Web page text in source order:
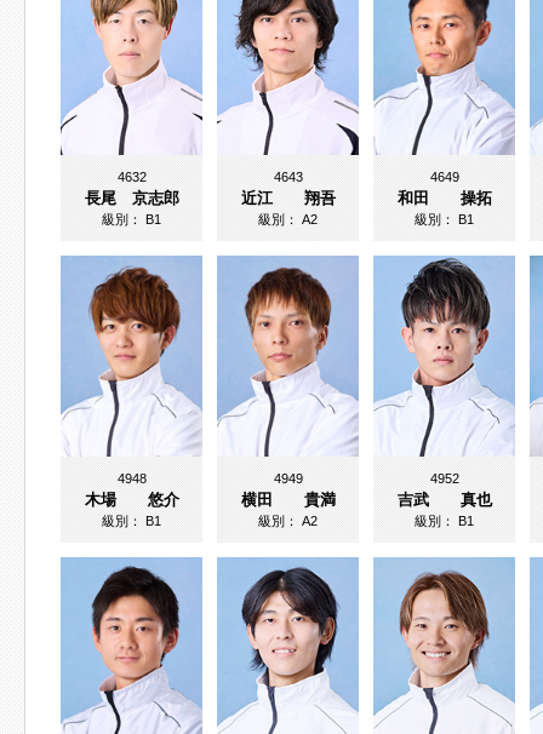
4632
長尾 京志郎
級別：B1
4643
近江 翔吾
級別：A2
4649
和田 操拓
級別：B1
4948
木場 悠介
級別：B1
4949
横田 貴満
級別：A2
4952
吉武 真也
級別：B1